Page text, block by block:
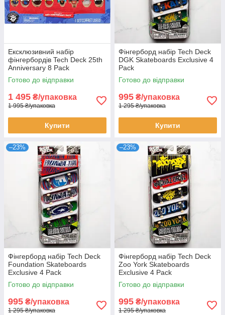
Ексклюзивний набір
фінгербордів Tech Deck 25th
Anniversary 8 Pack
Готово до відправки
1 495 ₴/упаковка
1 995 ₴/упаковка
Купити
Фінгерборд набір Tech Deck
DGK Skateboards Exclusive 4
Pack
Готово до відправки
995 ₴/упаковка
1 295 ₴/упаковка
Купити
–23%
Фінгерборд набір Tech Deck
Foundation Skateboards
Exclusive 4 Pack
Готово до відправки
995 ₴/упаковка
1 295 ₴/упаковка
–23%
Фінгерборд набір Tech Deck
Zoo York Skateboards
Exclusive 4 Pack
Готово до відправки
995 ₴/упаковка
1 295 ₴/упаковка